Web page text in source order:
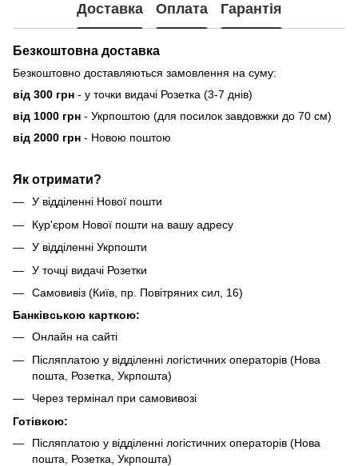
Доставка Оплата Гарантія
Безкоштовна доставка
Безкоштовно доставляються замовлення на суму:
від 300 грн - у точки видачі Розетка (3-7 днів)
від 1000 грн - Укрпоштою (для посилок завдовжки до 70 см)
від 2000 грн - Новою поштою
Як отримати?
У відділенні Нової пошти
Кур'єром Нової пошти на вашу адресу
У відділенні Укрпошти
У точці видачі Розетки
Самовивіз (Київ, пр. Повітряних сил, 16)
Банківською карткою:
Онлайн на сайті
Післяплатою у відділенні логістичних операторів (Нова
пошта, Розетка, Укрпошта)
Через термінал при самовивозі
Готівкою:
Післяплатою у відділенні логістичних операторів (Нова
пошта, Розетка, Укрпошта)